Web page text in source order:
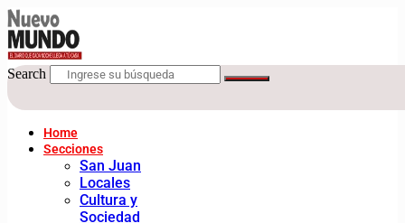
Search
Home
Secciones
San Juan
Locales
Cultura y
Sociedad